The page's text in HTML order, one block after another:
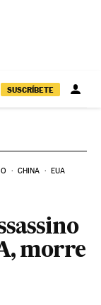
SUSCRÍBETE
CHINA EUA
morre